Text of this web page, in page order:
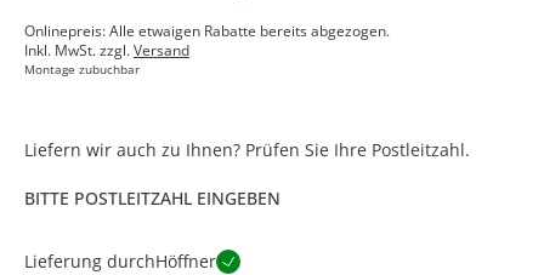
Onlinepreis: Alle etwaigen Rabatte bereits abgezogen.
Inkl. MwSt. zzgl.Versand
Montage zubuchbar
Liefern wir auch zu Ihnen? Prüfen Sie Ihre Postleitzahl.
BITTE POSTLEITZAHL EINGEBEN
Lieferung durchHöffner